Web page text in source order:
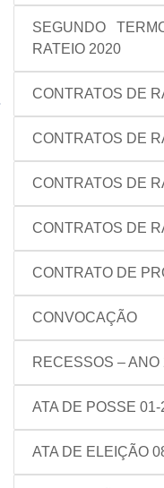
SEGUNDO
RATEIO 2020
CONTRATOS DE
CONTRATOS DE
CONTRATOS DE
CONTRATOS DE
CONTRATO DE
CONVOCAÇÃO
RECESSOS – ANO
ATA DE POSSE 01-
ATA DE ELEIÇÃO